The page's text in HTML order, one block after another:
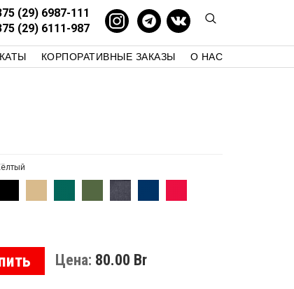
(29) 6987-111
(29) 6111-987
КОРПОРАТИВНЫЕ ЗАКАЗЫ О НАС
Цена: 80.00 Br